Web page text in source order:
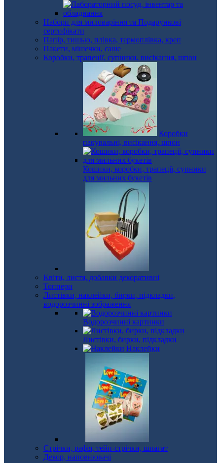
Набори для миловаріння та Подарункові
сертифікати
Папір, тишью, плівка, термоплівка, креп
Пакети, мішечки, саше
Коробки, трапеції, супники, висікання, шпон
Коробки
пакувальні, висікання, шпон
Кошики, коробки, трапеції, супники
для мильних букетів
Квіти, листя, добавки декоративні
Топпери
Листівки, наклейки, бирки, підкладки,
водорозчинні зображення
Водорозчинні картинки
Листівки, бирки, підкладки
Наклейки
Стрічки, рафія, тейп-стрічки, шпагат
Декор, наповнювачі